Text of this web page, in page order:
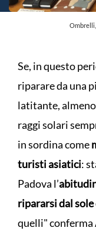
Se, in questo
riparare da una
latitante,
raggi solari
in sordina come
turisti asiatici:
Padova l’
ripararsi dal
quelli"